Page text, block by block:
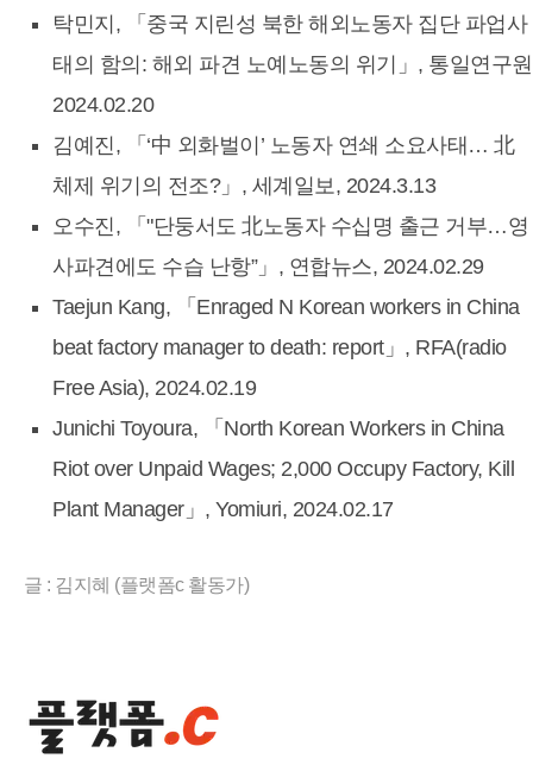
탁민지, 「중국 지린성 북한 해외노동자 집단 파업사
태의 함의: 해외 파견 노예노동의 위기」, 통일연구
2024.02.20
김예진, 「‘中 외화벌이’ 노동자 연쇄 소요사태… 北
체제 위기의 전조?」, 세계일보, 2024.3.13
오수진, 「"단둥서도 北노동자 수십명 출근 거부…영
사파견에도 수습 난항”」, 연합뉴스, 2024.02.29
Taejun Kang, 「Enraged N Korean workers in China
beat factory manager to death: report」, RFA(radio
Free Asia), 2024.02.19
Junichi Toyoura, 「North Korean Workers in China
Riot over Unpaid Wages; 2,000 Occupy Factory, Kill
Plant Manager」, Yomiuri, 2024.02.17
글 : 김지혜 (플랫폼c 활동가)